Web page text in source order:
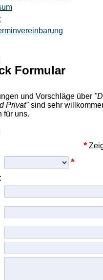
Formular
und Vorschläge über
Privat"sind sehr
für uns.
*
*